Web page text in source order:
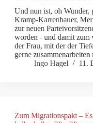
Und nun ist, oh Wunder,
Kramp-Karrenbauer,
zur neuen
worden - und damit zum
der Frau, mit der der
gerne zusammenarbeiten
Ingo Hagel
11.
Zum Migrationspakt –